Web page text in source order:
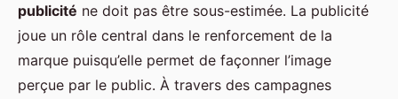
publicité ne doit pas être sous-estimée. La publicité
joue un rôle central dans le renforcement de la
marque puisqu’elle permet de façonner l’image
perçue par le public. À travers des campagnes